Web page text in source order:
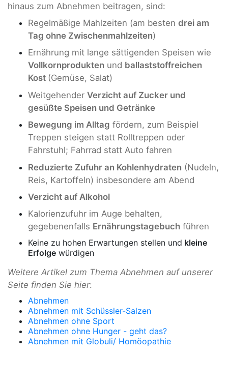
hinaus zum Abnehmen beitragen, sind:
Regelmäßige Mahlzeiten (am besten drei am
Tag ohne Zwischenmahlzeiten)
Ernährung mit lange sättigenden Speisen wie
Vollkornprodukten und ballaststoffreichen
Kost (Gemüse, Salat)
Weitgehender Verzicht auf Zucker und
gesüßte Speisen und Getränke
Bewegung im Alltag fördern, zum Beispiel
Treppen steigen statt Rolltreppen oder
Fahrstuhl; Fahrrad statt Auto fahren
Reduzierte Zufuhr an Kohlenhydraten (Nudeln,
Reis, Kartoffeln) insbesondere am Abend
Verzicht auf Alkohol
Kalorienzufuhr im Auge behalten,
gegebenenfalls Ernährungstagebuch führen
Keine zu hohen Erwartungen stellen und kleine
Erfolge würdigen
Weitere Artikel zum Thema Abnehmen auf unserer
Seite finden Sie hier:
Abnehmen
Abnehmen mit Schüssler-Salzen
Abnehmen ohne Sport
Abnehmen ohne Hunger - geht das?
Abnehmen mit Globuli/ Homöopathie